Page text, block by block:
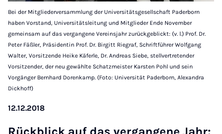
Bei der Mitgliederversammlung der Universitätsgesellschaft Paderborn
haben Vorstand, Universitätsleitung und Mitglieder Ende November
gemeinsam auf das vergangene Vereinsjahr zurückgeblickt: (v. l.) Prof. Dr.
Peter Fäßler, Präsidentin Prof. Dr. Birgitt Riegraf, Schriftführer Wolfgang
Walter, Vorsitzende Heike Käferle, Dr. Andreas Siebe, stellvertretender
Vorsitzender, der neu gewählte Schatzmeister Karsten Pohl und sein
Vorgänger Bernhard Dorenkamp. (Foto: Universität Paderborn, Alexandra
Dickhoff)
12.12.2018